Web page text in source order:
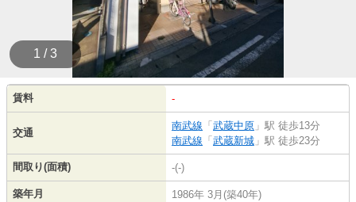
1 / 3
賃料 -
交通
南武線 「 武蔵中原 」駅 徒歩13分
南武線 「 武蔵新城 」駅 徒歩23分
間取り(面積) -(-)
築年月 1986年 3月(築40年)